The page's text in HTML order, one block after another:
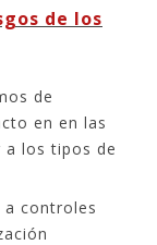
de los
de
en en las
a los tipos de
a controles